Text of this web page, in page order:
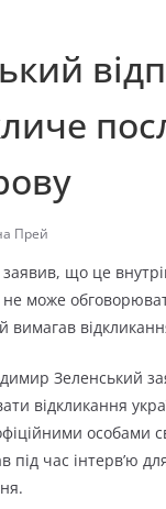
Прей
що це
не може
вимагав
Зеленський
відкликання
особами
під час інтерв’ю